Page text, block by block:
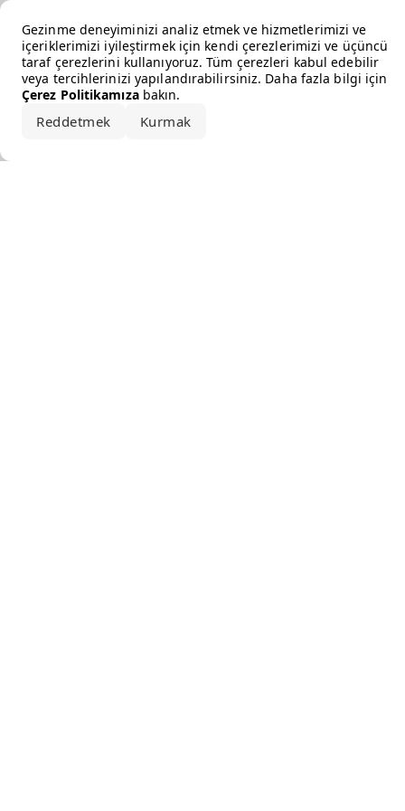
Gezinme deneyiminizi analiz etmek ve hizmetlerimizi ve
içeriklerimizi iyileştirmek için kendi çerezlerimizi ve üçüncü
taraf çerezlerini kullanıyoruz. Tüm çerezleri kabul edebilir
veya tercihlerinizi yapılandırabilirsiniz. Daha fazla bilgi için
Çerez Politikamızabakın.
Reddetmek Kurmak
Error loading the brand